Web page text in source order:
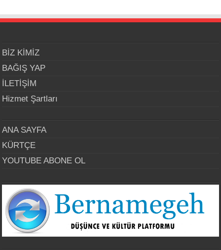
BİZ KİMİZ
BAĞIŞ YAP
İLETİŞİM
Hizmet Şartları
ANA SAYFA
KÜRTÇE
YOUTUBE ABONE OL